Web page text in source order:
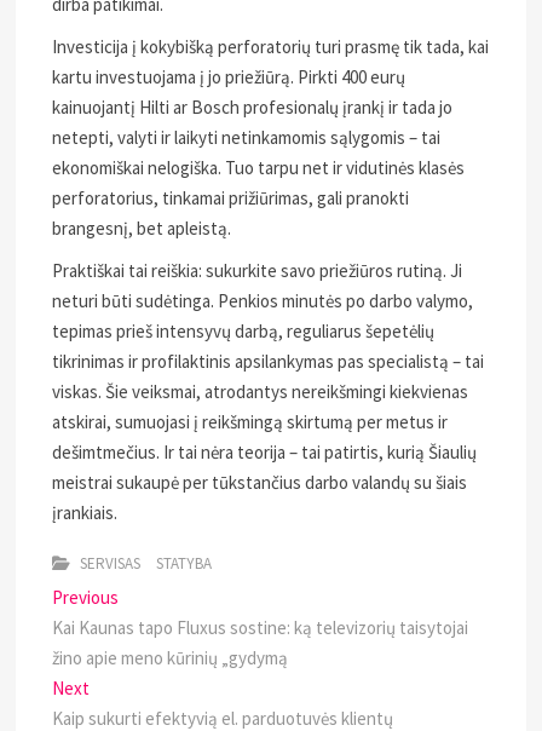
Investicija į kokybišką perforatorių turi prasmę tik tada, kai
kartu investuojama į jo priežiūrą. Pirkti 400 eurų
kainuojantį Hilti ar Bosch profesionalų įrankį ir tada jo
netepti, valyti ir laikyti netinkamomis sąlygomis – tai
ekonomiškai nelogiška. Tuo tarpu net ir vidutinės klasės
perforatorius, tinkamai prižiūrimas, gali pranokti
brangesnį, bet apleistą.
Praktiškai tai reiškia: sukurkite savo priežiūros rutiną. Ji
neturi būti sudėtinga. Penkios minutės po darbo valymo,
tepimas prieš intensyvų darbą, reguliarus šepetėlių
tikrinimas ir profilaktinis apsilankymas pas specialistą – tai
viskas. Šie veiksmai, atrodantys nereikšmingi kiekvienas
atskirai, sumuojasi į reikšmingą skirtumą per metus ir
dešimtmečius. Ir tai nėra teorija – tai patirtis, kurią Šiaulių
meistrai sukaupė per tūkstančius darbo valandų su šiais
įrankiais.
SERVISAS STATYBA
Navigacija
tarp
įrašų
Previous
post:
Kai Kaunas tapo Fluxus sostine: ką televizorių taisytojai
žino apie meno kūrinių „gydymą
Next
post:
Kaip sukurti efektyvią el. parduotuvės klientų